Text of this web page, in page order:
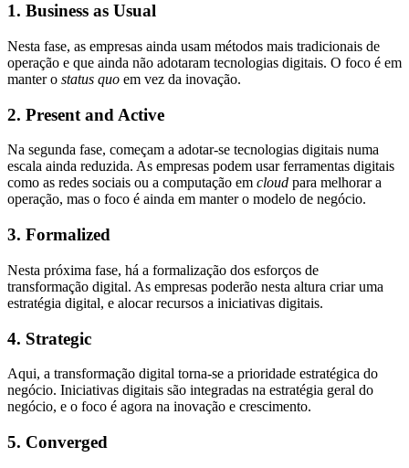
1. Business as Usual
Nesta fase, as empresas ainda usam métodos mais tradicionais de
operação e que ainda não adotaram tecnologias digitais. O foco é em
manter o status quo em vez da inovação.
2. Present and Active
Na segunda fase, começam a adotar-se tecnologias digitais numa
escala ainda reduzida. As empresas podem usar ferramentas digitais
como as redes sociais ou a computação em cloud para melhorar a
operação, mas o foco é ainda em manter o modelo de negócio.
3. Formalized
Nesta próxima fase, há a formalização dos esforços de
transformação digital. As empresas poderão nesta altura criar uma
estratégia digital, e alocar recursos a iniciativas digitais.
4. Strategic
Aqui, a transformação digital torna-se a prioridade estratégica do
negócio. Iniciativas digitais são integradas na estratégia geral do
negócio, e o foco é agora na inovação e crescimento.
5. Converged